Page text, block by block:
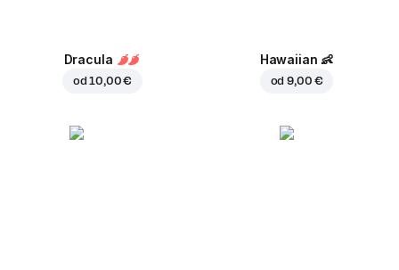
Dracula
od10,00 €
Hawaiian 👶
od9,00 €